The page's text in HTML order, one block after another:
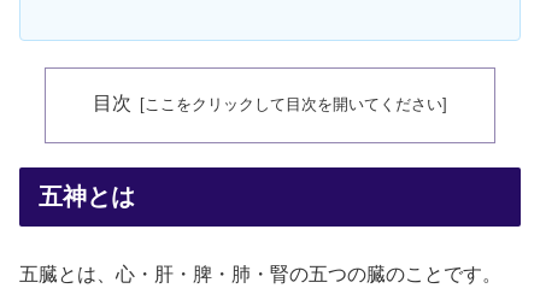
目次
五神とは
五臓とは、心・肝・脾・肺・腎の五つの臓のことです。